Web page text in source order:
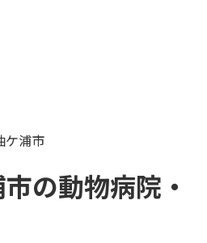
ケ浦市
の動物病院・